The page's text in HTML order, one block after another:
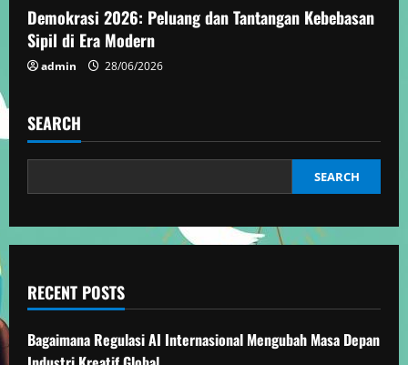
n
g
Demokrasi 2026: Peluang dan Tantangan Kebebasan
Sipil di Era Modern
admin 28/06/2026
SEARCH
SEARCH
RECENT POSTS
Bagaimana Regulasi AI Internasional Mengubah Masa Depan